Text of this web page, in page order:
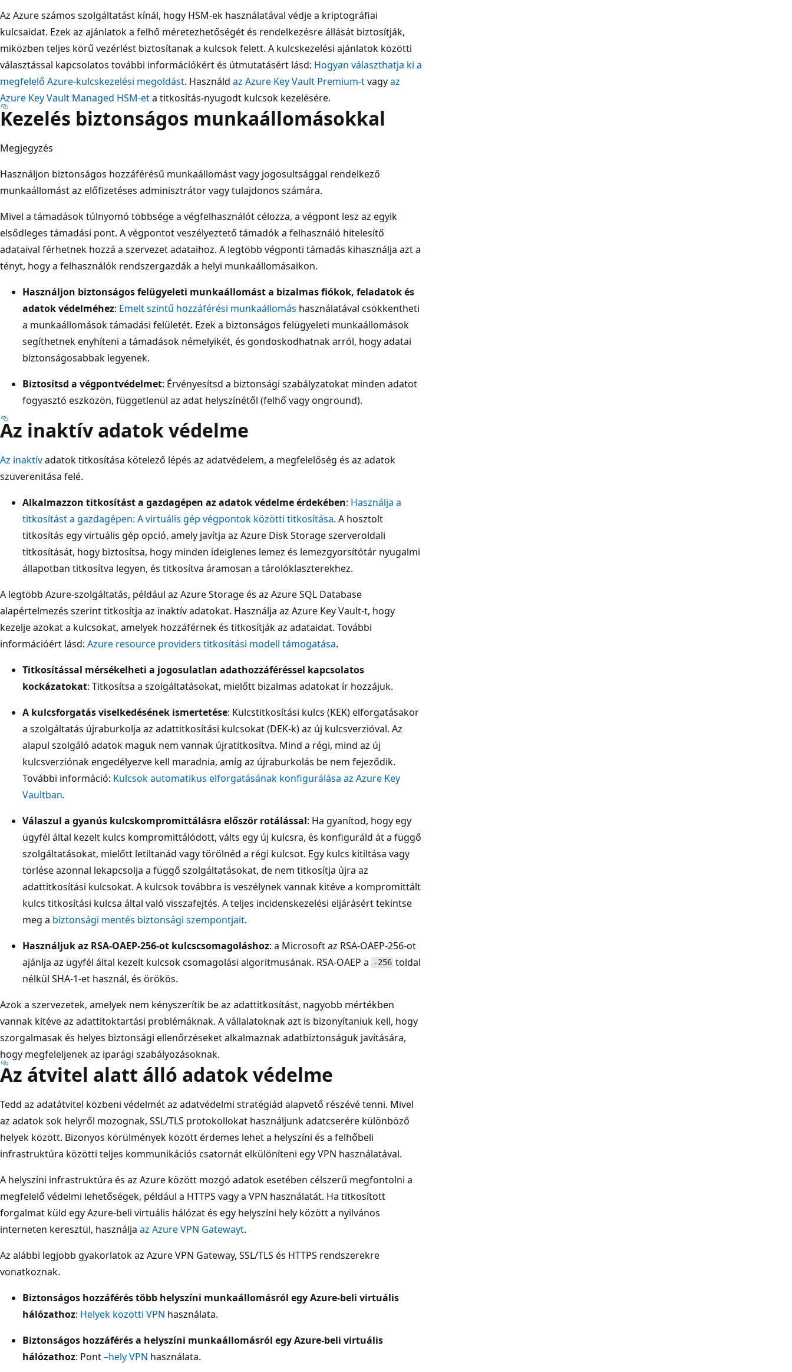
Az Azure számos szolgáltatást kínál, hogy HSM-ek használatával védje a kriptográfiai
kulcsaidat. Ezek az ajánlatok a felhő méretezhetőségét és rendelkezésre állását biztosítják,
miközben teljes körű vezérlést biztosítanak a kulcsok felett. A kulcskezelési ajánlatok közötti
választással kapcsolatos további információkért és útmutatásért lásd: Hogyan választhatja ki a
megfelelő Azure-kulcskezelési megoldást. Használd az Azure Key Vault Premium-tvagyaz
Azure Key Vault Managed HSM-eta titkosítás-nyugodt kulcsok kezelésére.
Kezelés biztonságos munkaállomásokkal
Megjegyzés
Használjon biztonságos hozzáférésű munkaállomást vagy jogosultsággal rendelkező
munkaállomást az előfizetéses adminisztrátor vagy tulajdonos számára.
Mivel a támadások túlnyomó többsége a végfelhasználót célozza, a végpont lesz az egyik
elsődleges támadási pont. A végpontot veszélyeztető támadók a felhasználó hitelesítő
adataival férhetnek hozzá a szervezet adataihoz. A legtöbb végponti támadás kihasználja azt a
tényt, hogy a felhasználók rendszergazdák a helyi munkaállomásaikon.
Használjon biztonságos felügyeleti munkaállomást a bizalmas fiókok, feladatok és
adatok védelméhez: Emelt szintű hozzáférési munkaállomás használatával csökkentheti
a munkaállomások támadási felületét. Ezek a biztonságos felügyeleti munkaállomások
segíthetnek enyhíteni a támadások némelyikét, és gondoskodhatnak arról, hogy adatai
biztonságosabbak legyenek.
Biztosítsd a végpontvédelmet: Érvényesítsd a biztonsági szabályzatokat minden adatot
fogyasztó eszközön, függetlenül az adat helyszínétől (felhő vagy onground).
Az inaktív adatok védelme
Az inaktívadatok titkosítása kötelező lépés az adatvédelem, a megfelelőség és az adatok
szuverenitása felé.
Alkalmazzon titkosítást a gazdagépen az adatok védelme érdekében: Használja a
titkosítást a gazdagépen: A virtuális gép végpontok közötti titkosítása. A hosztolt
titkosítás egy virtuális gép opció, amely javítja az Azure Disk Storage szerveroldali
titkosítását, hogy biztosítsa, hogy minden ideiglenes lemez és lemezgyorsítótár nyugalmi
állapotban titkosítva legyen, és titkosítva áramosan a tárolóklaszterekhez.
A legtöbb Azure-szolgáltatás, például az Azure Storage és az Azure SQL Database
alapértelmezés szerint titkosítja az inaktív adatokat. Használja az Azure Key Vault-t, hogy
kezelje azokat a kulcsokat, amelyek hozzáférnek és titkosítják az adataidat. További
információért lásd: Azure resource providers titkosítási modell támogatása.
Titkosítással mérsékelheti a jogosulatlan adathozzáféréssel kapcsolatos
kockázatokat: Titkosítsa a szolgáltatásokat, mielőtt bizalmas adatokat ír hozzájuk.
A kulcsforgatás viselkedésének ismertetése: Kulcstitkosítási kulcs (KEK) elforgatásakor
a szolgáltatás újraburkolja az adattitkosítási kulcsokat (DEK-k) az új kulcsverzióval. Az
alapul szolgáló adatok maguk nem vannak újratitkosítva. Mind a régi, mind az új
kulcsverziónak engedélyezve kell maradnia, amíg az újraburkolás be nem fejeződik.
További információ: Kulcsok automatikus elforgatásának konfigurálása az Azure Key
Vaultban.
Válaszul a gyanús kulcskompromittálásra először rotálással: Ha gyanítod, hogy egy
ügyfél által kezelt kulcs kompromittálódott, válts egy új kulcsra, és konfiguráld át a függő
szolgáltatásokat, mielőtt letiltanád vagy törölnéd a régi kulcsot. Egy kulcs kitiltása vagy
törlése azonnal lekapcsolja a függő szolgáltatásokat, de nem titkosítja újra az
adattitkosítási kulcsokat. A kulcsok továbbra is veszélynek vannak kitéve a kompromittált
kulcs titkosítási kulcsa által való visszafejtés. A teljes incidenskezelési eljárásért tekintse
meg a biztonsági mentés biztonsági szempontjait.
Használjuk az RSA-OAEP-256-ot kulcscsomagoláshoz: a Microsoft az RSA-OAEP-256-ot
ajánlja az ügyfél által kezelt kulcsok csomagolási algoritmusának. RSA-OAEP a
-256 toldal
nélkül SHA-1-et használ, és örökös.
Azok a szervezetek, amelyek nem kényszerítik be az adattitkosítást, nagyobb mértékben
vannak kitéve az adattitoktartási problémáknak. A vállalatoknak azt is bizonyítaniuk kell, hogy
szorgalmasak és helyes biztonsági ellenőrzéseket alkalmaznak adatbiztonságuk javítására,
hogy megfeleljenek az iparági szabályozásoknak.
Az átvitel alatt álló adatok védelme
Tedd az adatátvitel közbeni védelmét az adatvédelmi stratégiád alapvető részévé tenni. Mivel
az adatok sok helyről mozognak, SSL/TLS protokollokat használjunk adatcserére különböző
helyek között. Bizonyos körülmények között érdemes lehet a helyszíni és a felhőbeli
infrastruktúra közötti teljes kommunikációs csatornát elkülöníteni egy VPN használatával.
A helyszíni infrastruktúra és az Azure között mozgó adatok esetében célszerű megfontolni a
megfelelő védelmi lehetőségek, például a HTTPS vagy a VPN használatát. Ha titkosított
forgalmat küld egy Azure-beli virtuális hálózat és egy helyszíni hely között a nyilvános
interneten keresztül, használja az Azure VPN Gatewayt.
Az alábbi legjobb gyakorlatok az Azure VPN Gateway, SSL/TLS és HTTPS rendszerekre
vonatkoznak.
Biztonságos hozzáférés több helyszíni munkaállomásról egy Azure-beli virtuális
hálózathoz: Helyek közötti VPN használata.
Biztonságos hozzáférés a helyszíni munkaállomásról egy Azure-beli virtuális
hálózathoz: Pont–hely VPN használata.